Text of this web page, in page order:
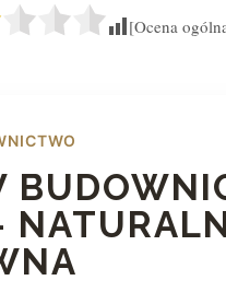
[Ocena